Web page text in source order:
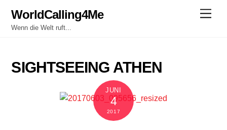
content
WorldCalling4Me
Wenn die Welt ruft...
SIGHTSEEING ATHEN
JUNI
4
2017